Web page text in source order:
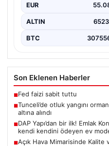
EUR
ALTIN
BTC
Son Eklenen Haberler
■Fed faizi sabit tuttu
■Tunceli’de otluk yangını
altına alındı
■DAP Yapı’dan bir ilk! Emlak
kendi kendini ödeyen ev
■Açık Hava Mimarisinde Kalite